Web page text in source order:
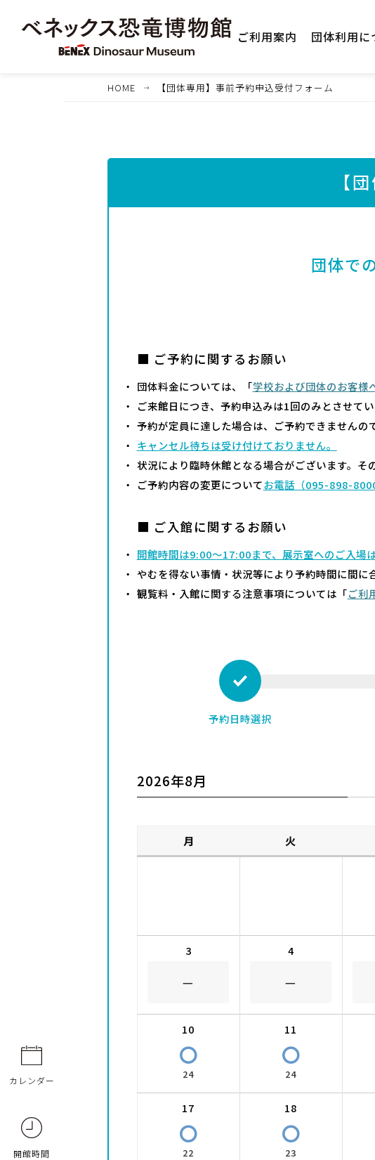
カレンダー
開館時間
ご利用案内 団体利用に
HOME 【団体専用】事前予約申込受付フォーム
【
団体で
■ ご予約に関するお願い
団体料金については、「学校および団体のお客様
ご来館日につき、予約申込みは1回のみとさせてい
予約が定員に達した場合は、ご予約できませんの
キャンセル待ちは受け付けておりません。
状況により臨時休館となる場合がございます。そ
ご予約内容の変更についてお電話（095-898-8000
■ ご入館に関するお願い
開館時間は9:00～17:00まで、展示室へのご入場
やむを得ない事情・状況等により予約時間に間に
観覧料・入館に関する注意事項については「ご利
予約日時選択
2026年8月
月 火
3
－
4
－
10
〇
24
11
〇
24
17
〇
22
18
〇
23